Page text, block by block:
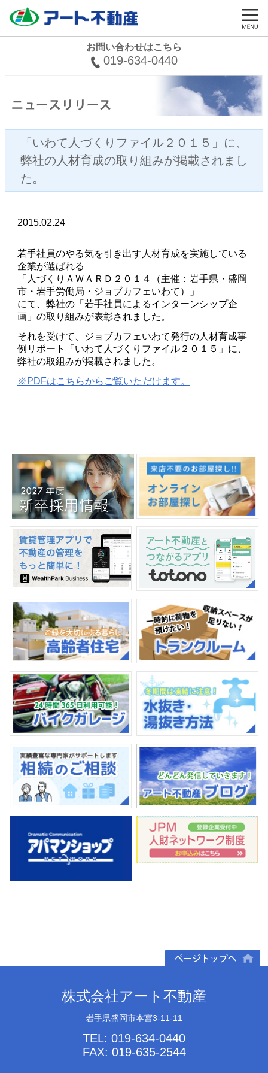
お問い合わせはこちら
019-634-0440
「いわて人づくりファイル２０１５」に、
弊社の人材育成の取り組みが掲載されまし
た。
2015.02.24
若手社員のやる気を引き出す人材育成を実施している
企業が選ばれる
「人づくりＡＷＡＲＤ２０１４（主催：岩手県・盛岡
市・岩手労働局・ジョブカフェいわて）」
にて、弊社の「若手社員によるインターンシップ企
画」の取り組みが表彰されました。
それを受けて、ジョブカフェいわて発行の人材育成事
例リポート「いわて人づくりファイル２０１５」に、
弊社の取組みが掲載されました。
※PDFはこちらからご覧いただけます。
株式会社アート不動産
岩手県盛岡市本宮3-11-11
TEL: 019-634-0440
FAX: 019-635-2544